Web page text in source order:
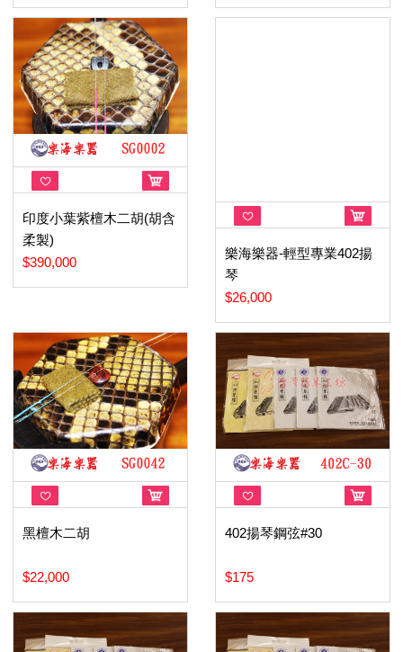
印度小葉紫檀木二胡(胡含
柔製)
$390,000
樂海樂器-輕型專業402揚
琴
$26,000
黑檀木二胡
$22,000
402揚琴鋼弦#30
$175